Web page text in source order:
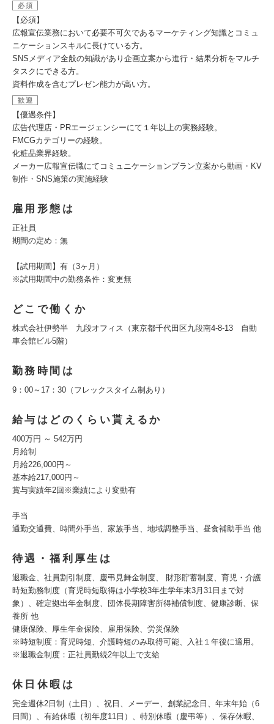
必須
【必須】
広報宣伝業務において必要不可欠であるマーケティング知識とコミュ
ニケーションスキルに長けている方。
SNSメディア全般の知識があり企画立案から進行・結果分析をマルチ
タスクにできる方。
資料作成を含むプレゼン能力が高い方。
歓迎
【優遇条件】
広告代理店・PRエージェンシーにて１年以上の実務経験。
FMCGカテゴリーの経験。
化粧品業界経験。
メーカー広報宣伝職にてコミュニケーションプラン立案から動画・KV
制作・SNS施策の実施経験
雇用形態は
正社員
期間の定め：無
【試用期間】有（3ヶ月）
※試用期間中の勤務条件：変更無
どこで働くか
株式会社伊勢半 九段オフィス（東京都千代田区九段南4-8-13 自動
車会館ビル5階）
勤務時間は
9：00～17：30（フレックスタイム制あり）
給与はどのくらい貰えるか
400万円 ～ 542万円
月給制
月給226,000円～
基本給217,000円～
賞与実績年2回※業績により変動有
手当
通勤交通費、時間外手当、家族手当、地域調整手当、昼食補助手当 他
待遇・福利厚生は
退職金、社員割引制度、慶弔見舞金制度、 財形貯蓄制度、育児・介護
時短勤務制度（育児時短取得は小学校3年生学年末3月31日まで対
象）、確定拠出年金制度、団体長期障害所得補償制度、健康診断、保
養所 他
健康保険、厚生年金保険、雇用保険、労災保険
※時短制度：育児時短、介護時短のみ取得可能、入社１年後に適用。
※退職金制度：正社員勤続2年以上で支給
休日休暇は
完全週休2日制（土日）、祝日、メーデー、創業記念日、年末年始（6
日間）、有給休暇（初年度11日）、特別休暇（慶弔等）、保存休暇、